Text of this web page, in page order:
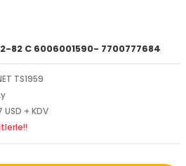
92-82 C 6006001590- 7700777684
TS1959
USD + KDV